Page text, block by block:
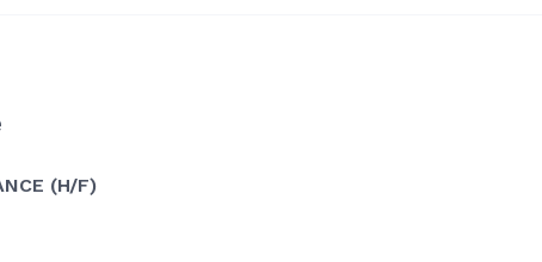
(H/F)